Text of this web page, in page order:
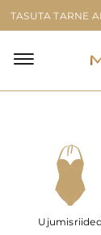
TASUTA TARNE
Ujumisriided